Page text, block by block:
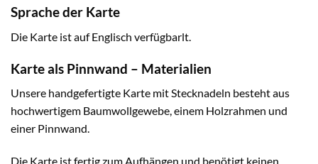
Sprache der Karte
Die Karte ist auf Englisch verfügbarlt.
Karte als Pinnwand – Materialien
Unsere handgefertigte Karte mit Stecknadeln besteht aus
hochwertigem Baumwollgewebe, einem Holzrahmen und
einer Pinnwand.
Die Karte ist fertig zum Aufhängen und benötigt keinen